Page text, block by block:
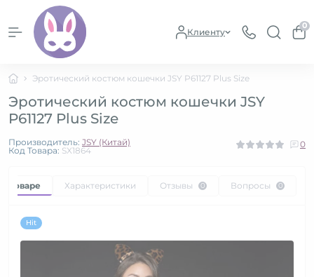
Клиенту
0
Эротический костюм кошечки JSY P61127 Plus Size
Эротический костюм кошечки JSY
P61127 Plus Size
Производитель: JSY (Китай)
Код Товара: SX1864
0
товаре Характеристики Отзывы 0 Вопросы 0
Hit